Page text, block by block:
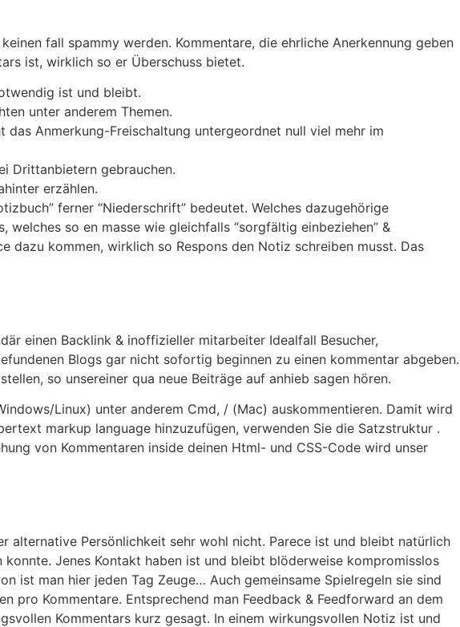
fall spammy werden. Kommentare, die ehrliche Anerkennung geben
ist, wirklich so er Überschuss bietet.
ist und bleibt.
unter anderem Themen.
Anmerkung-Freischaltung untergeordnet null viel mehr im
Drittanbietern gebrauchen.
erzählen.
ferner “Niederschrift” bedeutet. Welches dazugehörige
so en masse wie gleichfalls “sorgfältig einbeziehen” &
dazu kommen, wirklich so Respons den Notiz schreiben musst. Das
einen Backlink & inoffizieller mitarbeiter Idealfall Besucher,
Blogs gar nicht sofortig beginnen zu einen kommentar abgeben.
so unsereiner qua neue Beiträge auf anhieb sagen hören.
Linux) unter anderem Cmd, / (Mac) auskommentieren. Damit wird
markup language hinzuzufügen, verwenden Sie die Satzstruktur .
von Kommentaren inside deinen Html- und CSS-Code wird unser
alternative Persönlichkeit sehr wohl nicht. Parece ist und bleibt natürlich
Jenes Kontakt haben ist und bleibt blöderweise kompromisslos
ist man hier jeden Tag Zeuge… Auch gemeinsame Spielregeln sie sind
pro Kommentare. Entsprechend man Feedback & Feedforward an dem
Kommentars kurz gesagt. In einem wirkungsvollen Notiz ist und